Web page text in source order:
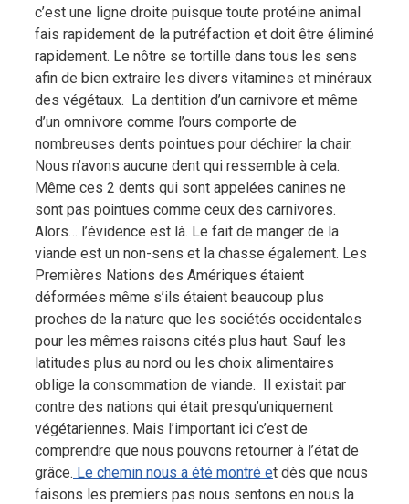
c’est une ligne droite puisque toute protéine animal
fais rapidement de la putréfaction et doit être éliminé
rapidement. Le nôtre se tortille dans tous les sens
afin de bien extraire les divers vitamines et minéraux
des végétaux. La dentition d’un carnivore et même
d’un omnivore comme l’ours comporte de
nombreuses dents pointues pour déchirer la chair.
Nous n’avons aucune dent qui ressemble à cela.
Même ces 2 dents qui sont appelées canines ne
sont pas pointues comme ceux des carnivores.
Alors… l’évidence est là. Le fait de manger de la
viande est un non-sens et la chasse également. Les
Premières Nations des Amériques étaient
déformées même s’ils étaient beaucoup plus
proches de la nature que les sociétés occidentales
pour les mêmes raisons cités plus haut. Sauf les
latitudes plus au nord ou les choix alimentaires
oblige la consommation de viande. Il existait par
contre des nations qui était presqu’uniquement
végétariennes. Mais l’important ici c’est de
comprendre que nous pouvons retourner à l’état de
grâce. Le chemin nous a été montré et dès que nous
faisons les premiers pas nous sentons en nous la